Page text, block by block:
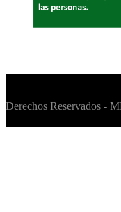
Derechos Reservados -